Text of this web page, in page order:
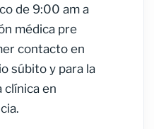
de 9:00 am a
médica pre
contacto en
súbito y para la
clínica en